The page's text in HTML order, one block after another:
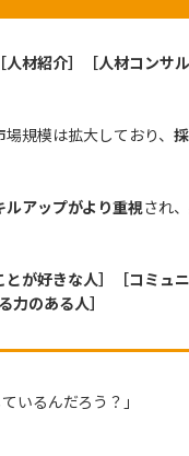
人材紹介］［人材コンサ
規模は拡大しており、
ルアップがより重視され
とが好きな人］［コミュ
力のある人］
いるんだろう？」